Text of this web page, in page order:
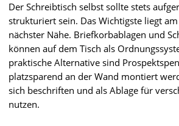
Der Schreibtisch selbst sollte stets
strukturiert sein. Das Wichtigste liegt
nächster Nähe. Briefkorbablagen und
können auf dem Tisch als
praktische Alternative sind
platzsparend an der Wand montiert
sich beschriften und als Ablage für
nutzen.